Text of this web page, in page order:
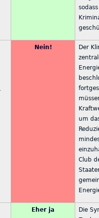
Nein!
Der
um
Club
Eher ja
Die